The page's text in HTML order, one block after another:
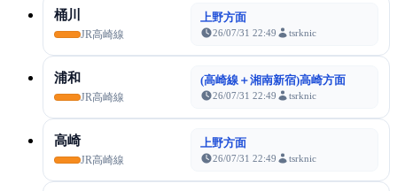
桶川
JR高崎線
上野方面
26/07/31 22:49 tsrknic
浦和
JR高崎線
(高崎線＋湘南新宿)高崎方面
26/07/31 22:49 tsrknic
高崎
JR高崎線
上野方面
26/07/31 22:49 tsrknic